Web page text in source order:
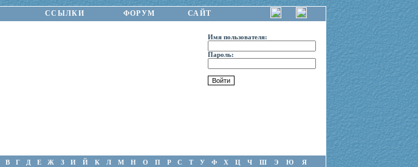
ССЫЛКИ ФОРУМ САЙТ
Имя пользователя:
Пароль:
В Г Д Е Ж З И Й К Л М Н О П Р С Т У Ф Х Ц Ч Ш Э Ю Я